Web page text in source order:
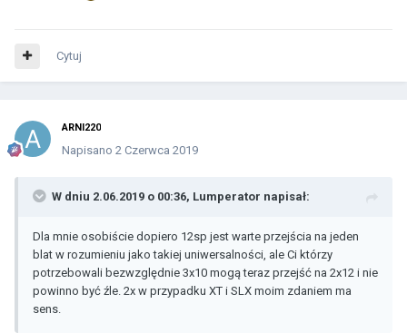
Cytuj
ARNI220
Napisano 2 Czerwca 2019
W dniu 2.06.2019 o 00:36, Lumperator napisał:
Dla mnie osobiście dopiero 12sp jest warte przejścia na jeden
blat w rozumieniu jako takiej uniwersalności, ale Ci którzy
potrzebowali bezwzględnie 3x10 mogą teraz przejść na 2x12 i nie
powinno być źle. 2x w przypadku XT i SLX moim zdaniem ma
sens.